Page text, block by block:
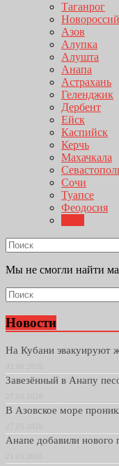
Таганрог
Азов
Алупка
Алушта
Анапа
Астрахань
Геленджик
Дербент
Ейск
Каспийск
Керчь
Махачкала
Сочи
Туапсе
Феодосия
Мы не смогли найти
Новости
На Кубани эвакуируют
Завезённый в Анапу
В Азовское море
Анапе добавили нового